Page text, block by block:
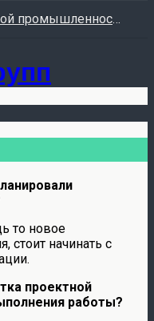
Чистые зоны в электронной промышленности
то новое
стоит начинать с
проектной
работы?